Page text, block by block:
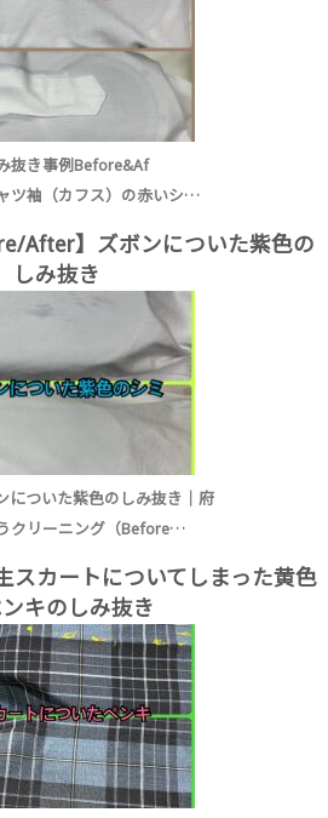
み抜き事例Before&Af
ツ袖（カフス）の赤いシ…
After】ズボンについた紫色の
しみ抜き
についた紫色のしみ抜き｜府
クリーニング（Before…
スカートについてしまった黄色
キのしみ抜き